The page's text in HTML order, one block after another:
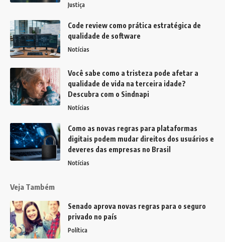
Justiça
Code review como prática estratégica de
qualidade de software
Notícias
Você sabe como a tristeza pode afetar a
qualidade de vida na terceira idade?
Descubra com o Sindnapi
Notícias
Como as novas regras para plataformas
digitais podem mudar direitos dos usuários e
deveres das empresas no Brasil
Notícias
Veja Também
Senado aprova novas regras para o seguro
privado no país
Política